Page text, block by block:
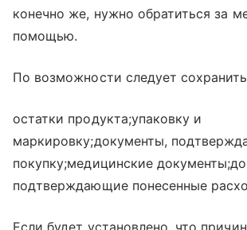
конечно же, нужно обратиться за
помощью.
По возможности следует
остатки продукта;упаковку и
маркировку;документы,
покупку;медицинские
подтверждающие понесенные
Если будет установлено, что